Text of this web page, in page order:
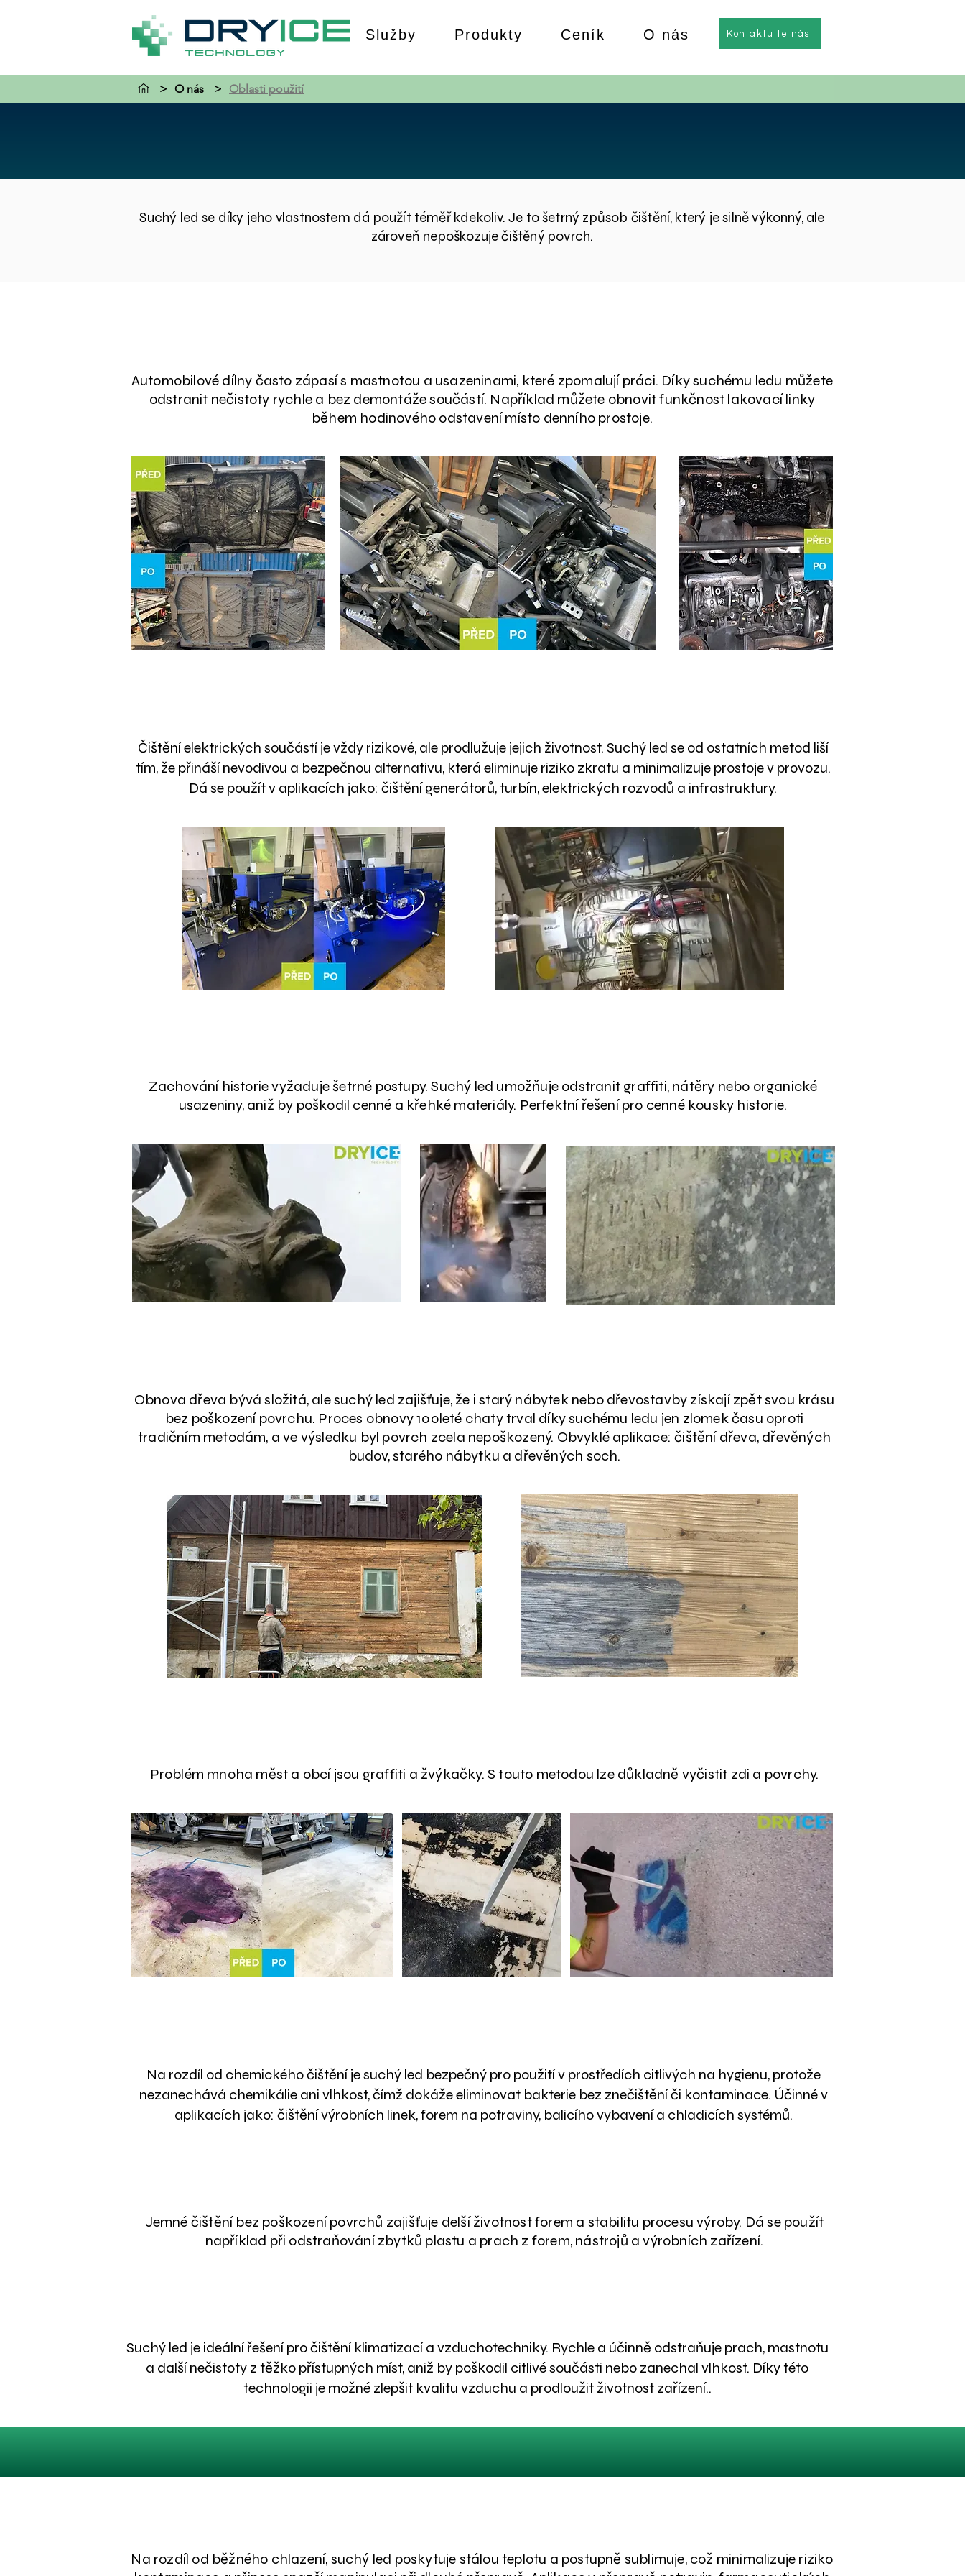
Služby Produkty Ceník O nás Kontaktujte nás
> O nás > Oblasti použití
Suchý led se díky jeho vlastnostem dá použít téměř kdekoliv. Je to šetrný způsob čištění, který je silně výkonný, ale
zároveň nepoškozuje čištěný povrch.
Automobilové dílny často zápasí s mastnotou a usazeninami, které zpomalují práci. Díky suchému ledu můžete
odstranit nečistoty rychle a bez demontáže součástí. Například můžete obnovit funkčnost lakovací linky
během hodinového odstavení místo denního prostoje.
Čištění elektrických součástí je vždy rizikové, ale prodlužuje jejich životnost. Suchý led se od ostatních metod liší
tím, že přináší nevodivou a bezpečnou alternativu, která eliminuje riziko zkratu a minimalizuje prostoje v provozu.
Dá se použít v aplikacích jako: čištění generátorů, turbín, elektrických rozvodů a infrastruktury.
Zachování historie vyžaduje šetrné postupy. Suchý led umožňuje odstranit graffiti, nátěry nebo organické
usazeniny, aniž by poškodil cenné a křehké materiály. Perfektní řešení pro cenné kousky historie.
Obnova dřeva bývá složitá, ale suchý led zajišťuje, že i starý nábytek nebo dřevostavby získají zpět svou krásu
bez poškození povrchu. Proces obnovy 100leté chaty trval díky suchému ledu jen zlomek času oproti
tradičním metodám, a ve výsledku byl povrch zcela nepoškozený. Obvyklé aplikace: čištění dřeva, dřevěných
budov, starého nábytku a dřevěných soch.
Problém mnoha měst a obcí jsou graffiti a žvýkačky. S touto metodou lze důkladně vyčistit zdi a povrchy.
Na rozdíl od chemického čištění je suchý led bezpečný pro použití v prostředích citlivých na hygienu, protože
nezanechává chemikálie ani vlhkost, čímž dokáže eliminovat bakterie bez znečištění či kontaminace. Účinné v
aplikacích jako: čištění výrobních linek, forem na potraviny, balicího vybavení a chladicích systémů.
Jemné čištění bez poškození povrchů zajišťuje delší životnost forem a stabilitu procesu výroby. Dá se použít
například při odstraňování zbytků plastu a prach z forem, nástrojů a výrobních zařízení.
Suchý led je ideální řešení pro čištění klimatizací a vzduchotechniky. Rychle a účinně odstraňuje prach, mastnotu
a další nečistoty z těžko přístupných míst, aniž by poškodil citlivé součásti nebo zanechal vlhkost. Díky této
technologii je možné zlepšit kvalitu vzduchu a prodloužit životnost zařízení..
Na rozdíl od běžného chlazení, suchý led poskytuje stálou teplotu a postupně sublimuje, což minimalizuje riziko